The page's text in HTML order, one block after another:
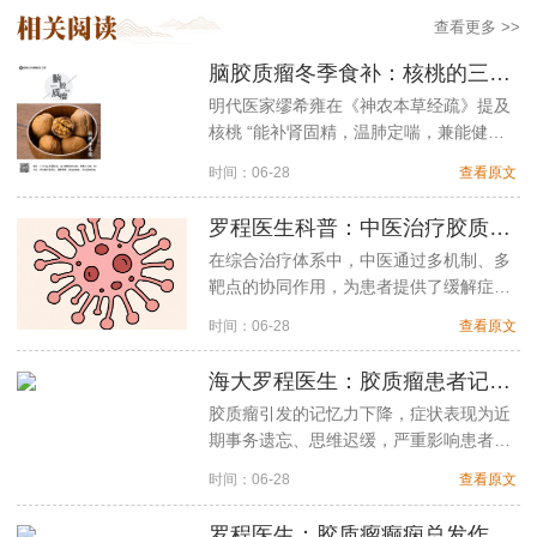
查看更多 >>
脑胶质瘤冬季食补：核桃的三种极简吃法
明代医家缪希雍在《神农本草经疏》提及
核桃 “能补肾固精，温肺定喘，兼能健
时间：06-28 查看原文
罗程医生科普：中医治疗胶质瘤，缓解头痛，降低癫痫发作频率，改善认知功能障碍
在综合治疗体系中，中医通过多机制、多
靶点的协同作用，为患者提供了缓解症
时间：06-28 查看原文
海大罗程医生：胶质瘤患者记忆力下降别慌！中医有益智开窍法
胶质瘤引发的记忆力下降，症状表现为近
期事务遗忘、思维迟缓，严重影响患者生
结合多年临床···
时间：06-28 查看原文